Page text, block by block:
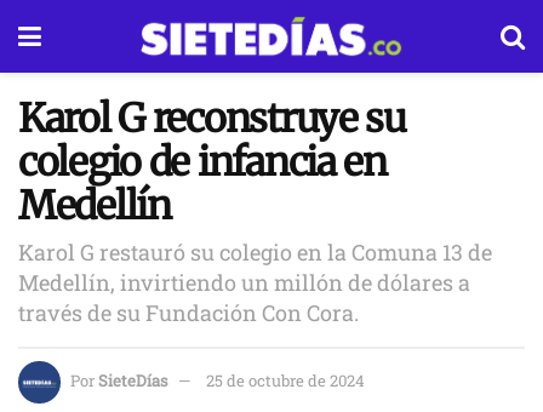
Karol G reconstruye su
colegio de infancia en
Medellín
Karol G restauró su colegio en la Comuna 13 de
Medellín, invirtiendo un millón de dólares a
través de su Fundación Con Cora.
PorSieteDías 25 de octubre de 2024